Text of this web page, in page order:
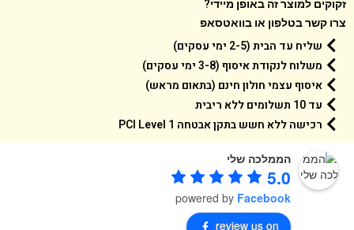
למוצר זה באופן מיידי?
קשר בטלפון או בוואטסאפ
שליח עד הבית (2-5 ימי עסקים)
משלוח לנקודת איסוף (3-8 ימי עסקים)
איסוף עצמי חולון חינם (בתאום מראש)
עד 10 תשלומים ללא ריבית
רכישה ללא חשש בתקן אבטחה 1 PCI Level
הממלכה שלי
5.0
powered byFacebook
review us on